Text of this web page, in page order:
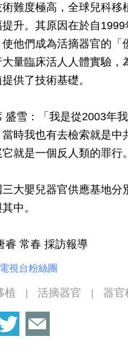
難度極高，全球兒科
升。其原因在於自
他們成為活摘器官的
量臨床活人人體實驗
供了技術基礎。
盛雪：「我是從2003年
時我也有去檢索就是
就是一個反人類的罪行
大嬰兒器官供應基地
中。
睿 常春 採訪報導
視台粉絲團
植 活摘器官 器官